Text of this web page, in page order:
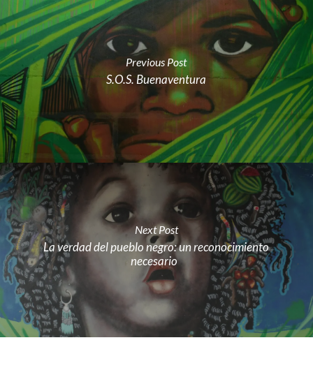
Previous Post
S.O.S. Buenaventura
Next Post
La verdad del pueblo negro: un reconocimiento
necesario